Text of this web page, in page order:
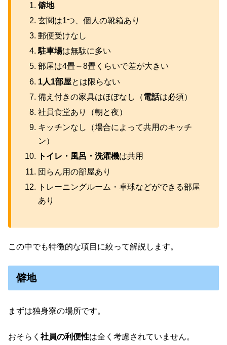
僻地
玄関は1つ、個人の靴箱あり
郵便受けなし
駐車場は無駄に多い
部屋は4畳～8畳くらいで差が大きい
1人1部屋とは限らない
備え付きの家具はほぼなし（電話は必須）
社員食堂あり（朝と夜）
キッチンなし（場合によって共用のキッチ
ン）
トイレ・風呂・洗濯機は共用
団らん用の部屋あり
トレーニングルーム・卓球などができる部屋
あり
この中でも特徴的な項目に絞って解説します。
僻地
まずは独身寮の場所です。
おそらく 社員の利便性は全く考慮されていません。